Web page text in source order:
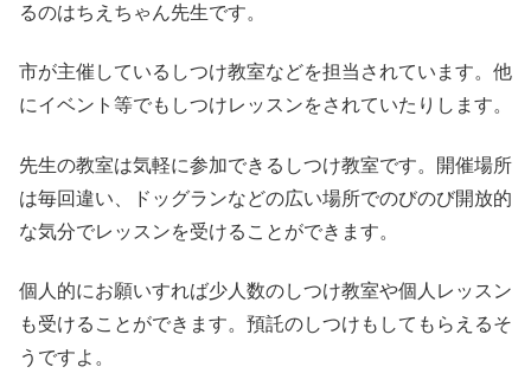
るのはちえちゃん先生です。
市が主催しているしつけ教室などを担当されています。他
にイベント等でもしつけレッスンをされていたりします。
先生の教室は気軽に参加できるしつけ教室です。開催場所
は毎回違い、ドッグランなどの広い場所でのびのび開放的
な気分でレッスンを受けることができます。
個人的にお願いすれば少人数のしつけ教室や個人レッスン
も受けることができます。預託のしつけもしてもらえるそ
うですよ。